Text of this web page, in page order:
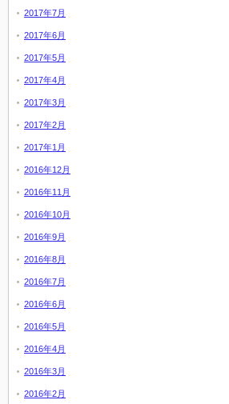
2017年7月
2017年6月
2017年5月
2017年4月
2017年3月
2017年2月
2017年1月
2016年12月
2016年11月
2016年10月
2016年9月
2016年8月
2016年7月
2016年6月
2016年5月
2016年4月
2016年3月
2016年2月